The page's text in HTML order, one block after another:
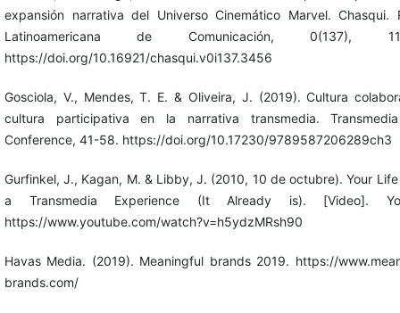
expansión narrativa del Universo Cinemático Marvel. Chasqui.
Latinoamericana de Comunicación, 0(137),
https://doi.org/10.16921/chasqui.v0i137.3456
Gosciola, V., Mendes, T. E. & Oliveira, J. (2019). Cultura
cultura participativa en la narrativa transmedia.
Conference, 41-58. https://doi.org/10.17230/9789587206289ch3
Gurfinkel, J., Kagan, M. & Libby, J. (2010, 10 de octubre). Your Life
a Transmedia Experience (It Already is). [Video].
https://www.youtube.com/watch?v=h5ydzMRsh90
Havas Media. (2019). Meaningful brands 2019. https://
brands.com/